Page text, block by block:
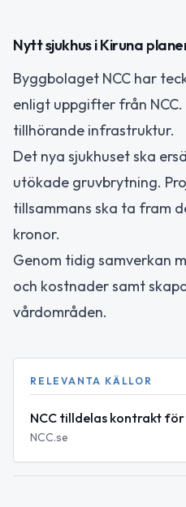
Nytt sjukhus i Kiruna
Byggbolaget NCC har
enligt uppgifter från
tillhörande infrastruktur.
Det nya sjukhuset ska
utökade gruvbrytning.
tillsammans ska ta fram
kronor.
Genom tidig samverkan
och kostnader samt
vårdområden.
RELEVANTA KÄLLOR
NCC tilldelas kontrakt för
NCC.se